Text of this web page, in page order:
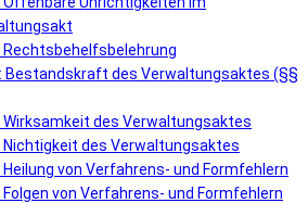
Rechtsbehelfsbelehrung
Bestandskraft des Verwaltungsaktes (§§
Wirksamkeit des Verwaltungsaktes
Nichtigkeit des Verwaltungsaktes
Heilung von Verfahrens- und Formfehlern
Folgen von Verfahrens- und Formfehlern